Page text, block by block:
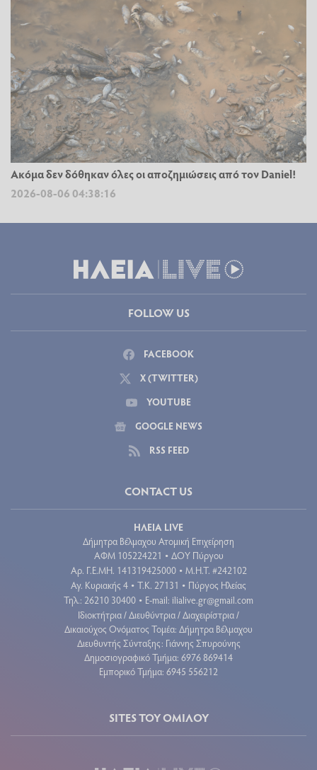
Ακόμα δεν δόθηκαν όλες οι αποζημιώσεις από τον Daniel!
2026-08-06 04:38:16
FOLLOW US
FACEBOOK
X (TWITTER)
YOUTUBE
GOOGLE NEWS
RSS FEED
CONTACT US
ΗΛΕΙΑ LIVE
Δήμητρα Βέλμαχου Ατομική Επιχείρηση
ΑΦΜ 105224221 • ΔΟΥ Πύργου
Aρ. Γ.Ε.ΜΗ. 141319425000 • Μ.Η.Τ. #242102
Αγ. Κυριακής 4 • Τ.Κ. 27131 • Πύργος Ηλείας
Τηλ.: 26210 30400 • E-mail: ilialive.gr@gmail.com
Ιδιοκτήτρια / Διευθύντρια / Διαχειρίστρια /
Δικαιούχος Ονόματος Τομέα: Δήμητρα Βέλμαχου
Διευθυντής Σύνταξης: Γιάννης Σπυρούνης
Δημοσιογραφικό Τμήμα: 6976 869414
Εμπορικό Τμήμα: 6945 556212
SITES ΤΟΥ ΟΜΙΛΟΥ